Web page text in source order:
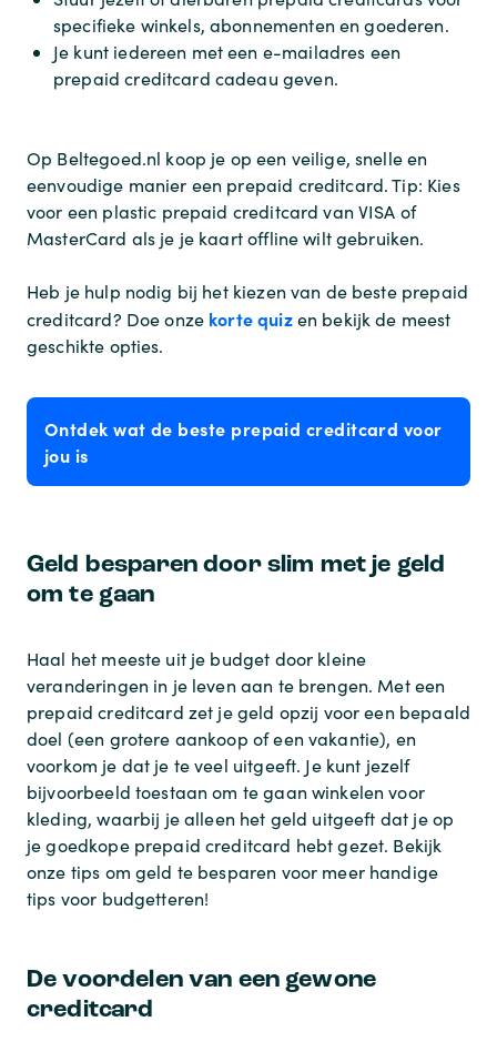
specifieke winkels, abonnementen en goederen.
Je kunt iedereen met een e-mailadres een
prepaid creditcard cadeau geven.
Op Beltegoed.nl koop je op een veilige, snelle en
eenvoudige manier een prepaid creditcard. Tip: Kies
voor een plastic prepaid creditcard van VISA of
MasterCard als je je kaart offline wilt gebruiken.
Heb je hulp nodig bij het kiezen van de beste prepaid
creditcard? Doe onze korte quizen bekijk de meest
geschikte opties.
Ontdek wat de beste prepaid creditcard voor
jou is
Geld besparen door slim met je geld
om te gaan
Haal het meeste uit je budget door kleine
veranderingen in je leven aan te brengen. Met een
prepaid creditcard zet je geld opzij voor een bepaald
doel (een grotere aankoop of een vakantie), en
voorkom je dat je te veel uitgeeft. Je kunt jezelf
bijvoorbeeld toestaan om te gaan winkelen voor
kleding, waarbij je alleen het geld uitgeeft dat je op
je goedkope prepaid creditcard hebt gezet. Bekijk
onze tips om geld te besparen voor meer handige
tips voor budgetteren!
De voordelen van een gewone
creditcard